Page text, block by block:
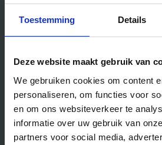
Toestemming Details
Deze website maakt gebruik van
We gebruiken cookies om content
personaliseren, om functies voor
en om ons websiteverkeer te
informatie over uw gebruik van
partners voor social media,
Locaties
Blog
Veelgestelde vragen
Bedrijfsuitjes
Bedrijfsuitje outdoor